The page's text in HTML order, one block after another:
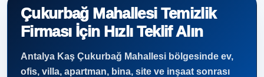
Çukurbağ Mahallesi Temizlik
Firması İçin Hızlı Teklif Alın
Antalya Kaş Çukurbağ Mahallesi bölgesinde ev,
ofis, villa, apartman, bina, site ve inşaat sonrası